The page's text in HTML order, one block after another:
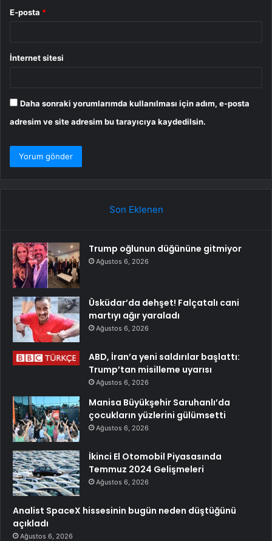
E-posta *
İnternet sitesi
Daha sonraki yorumlarımda kullanılması için adım, e-posta
adresim ve site adresim bu tarayıcıya kaydedilsin.
Son Eklenen
Trump oğlunun düğününe gitmiyor
Ağustos 6, 2026
Üsküdar’da dehşet! Falçatalı cani
martıyı ağır yaraladı
Ağustos 6, 2026
ABD, İran’a yeni saldırılar başlattı:
Trump’tan misilleme uyarısı
Ağustos 6, 2026
Manisa Büyükşehir Saruhanlı’da
çocukların yüzlerini gülümsetti
Ağustos 6, 2026
İkinci El Otomobil Piyasasında
Temmuz 2024 Gelişmeleri
Ağustos 6, 2026
Analist SpaceX hissesinin bugün neden düştüğünü
açıkladı
Ağustos 6, 2026